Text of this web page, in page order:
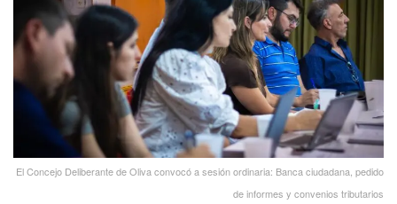
El Concejo Deliberante de Oliva convocó a sesión ordinaria: Banca ciudadana, pedido
de informes y convenios tributarios